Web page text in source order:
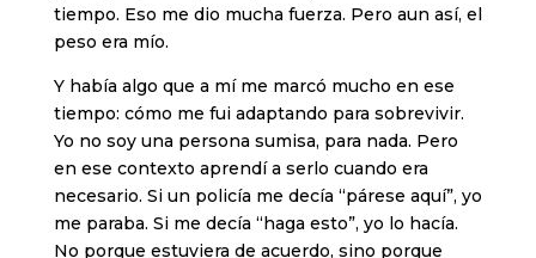
tiempo. Eso me dio mucha fuerza. Pero aun así, el
peso era mío.
Y había algo que a mí me marcó mucho en ese
tiempo: cómo me fui adaptando para sobrevivir.
Yo no soy una persona sumisa, para nada. Pero
en ese contexto aprendí a serlo cuando era
necesario. Si un policía me decía “párese aquí”, yo
me paraba. Si me decía “haga esto”, yo lo hacía.
No porque estuviera de acuerdo, sino porque